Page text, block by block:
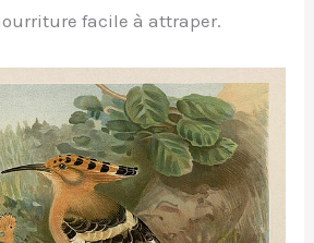
facile à attraper.